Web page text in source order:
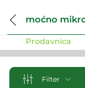
moćno
Prodavnica
Filter